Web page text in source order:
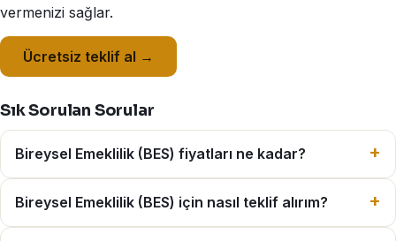
vermenizi sağlar.
Ücretsiz teklif al →
Sık Sorulan Sorular
Bireysel Emeklilik (BES) fiyatları ne kadar?
Bireysel Emeklilik (BES) için nasıl teklif alırım?